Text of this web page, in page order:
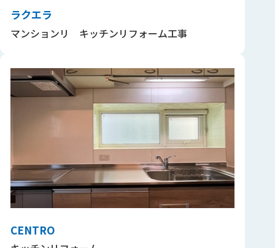
ラクエラ
マンションリ キッチンリフォーム工事
CENTRO